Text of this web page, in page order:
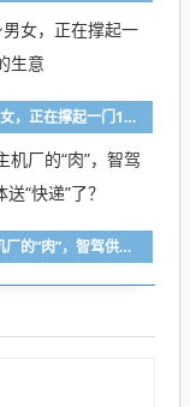
3亿单身男女，正在撑起一门10万亿的生意
吃不到主机厂的“肉”，智驾供应商集体送“快递”了？